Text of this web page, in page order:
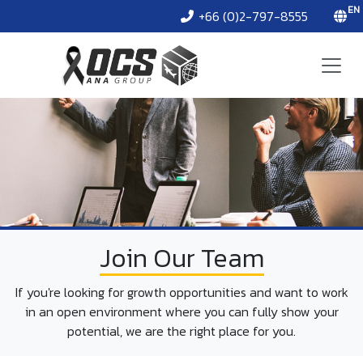
+66 (0)2-797-8555 EN
Join Our Team
If you're looking for growth opportunities and want to work
in an open environment where you can fully show your
potential, we are the right place for you.